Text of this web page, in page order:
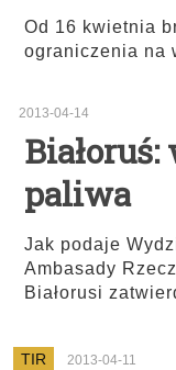
Od 16 kwietnia
ograniczenia na
2013-04-14
paliwa
Jak podaje
Ambasady
Białorusi
TIR 2013-04-11